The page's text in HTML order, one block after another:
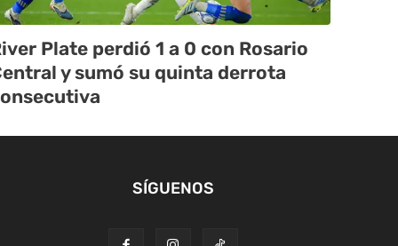
Plate perdió 1 a 0 con Rosario
y sumó su quinta derrota
SÍGUENOS